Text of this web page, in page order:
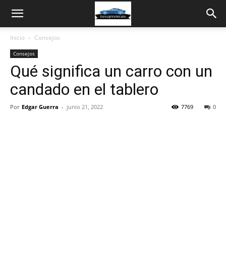
Inicio Consejos
Consejos
Qué significa un carro con un
candado en el tablero
Por Edgar Guerra - junio 21, 2022 0
7769